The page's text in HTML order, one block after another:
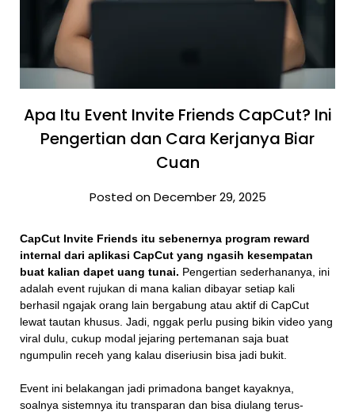
Apa Itu Event Invite Friends CapCut? Ini
Pengertian dan Cara Kerjanya Biar
Cuan
Posted on December 29, 2025
CapCut Invite Friends itu sebenernya program reward
internal dari aplikasi CapCut yang ngasih kesempatan
buat kalian dapet uang tunai. Pengertian sederhananya, ini
adalah event rujukan di mana kalian dibayar setiap kali
berhasil ngajak orang lain bergabung atau aktif di CapCut
lewat tautan khusus. Jadi, nggak perlu pusing bikin video yang
viral dulu, cukup modal jejaring pertemanan saja buat
ngumpulin receh yang kalau diseriusin bisa jadi bukit.
Event ini belakangan jadi primadona banget kayaknya,
soalnya sistemnya itu transparan dan bisa diulang terus-